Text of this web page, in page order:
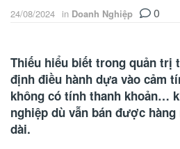
24/08/2024 in Doanh Nghiệp 0
Thiếu hiểu biết trong quản trị
định điều hành dựa vào cảm
không có tính thanh khoản…
nghiệp dù vẫn bán được
dài.